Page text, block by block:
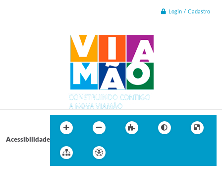
Login / Cadastro
Acessibilidade